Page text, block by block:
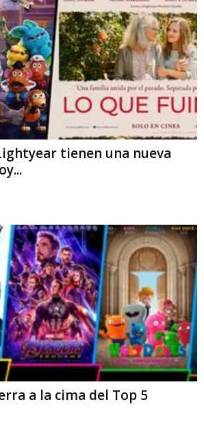
tienen una nueva
a la cima del Top 5